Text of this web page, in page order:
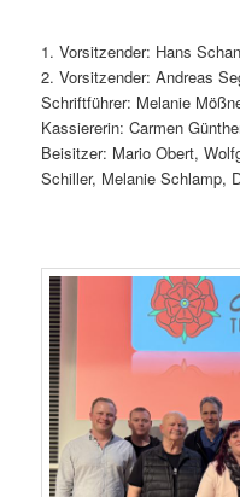
1. Vorsitzender: Hans
2. Vorsitzender: Andreas
Schriftführer: Melanie
Kassiererin: Carmen
Beisitzer: Mario Obert,
Schiller, Melanie Schlamp,